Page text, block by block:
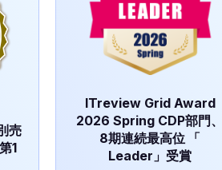
売
第1
ITreview Grid Award
2026 Spring CDP部門、
8期連続最高位
「
Leader」受賞